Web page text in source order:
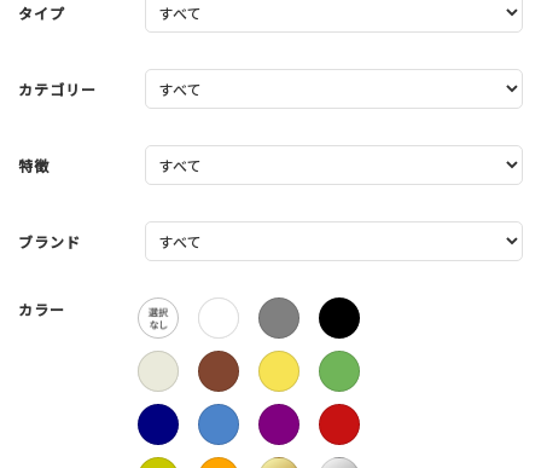
タイプ
カテゴリー
特徴
ブランド
カラー